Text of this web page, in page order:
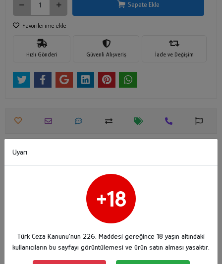
Sepete Ekle
Favorilerime ekle
Hızlı Gönderi Güvenli Alışveriş İade ve Değişim
Ürün Açıklaması
Mavi Transparan Cam Bardak Mumluk -
Doluma Uygun 405
Hacim: 250 cc
88 mm
Uyarı
+18
Türk Ceza Kanunu'nun 226. Maddesi gereğince 18 yaşın altındaki
kullanıcıların bu sayfayı görüntülemesi ve ürün satın alması yasaktır.